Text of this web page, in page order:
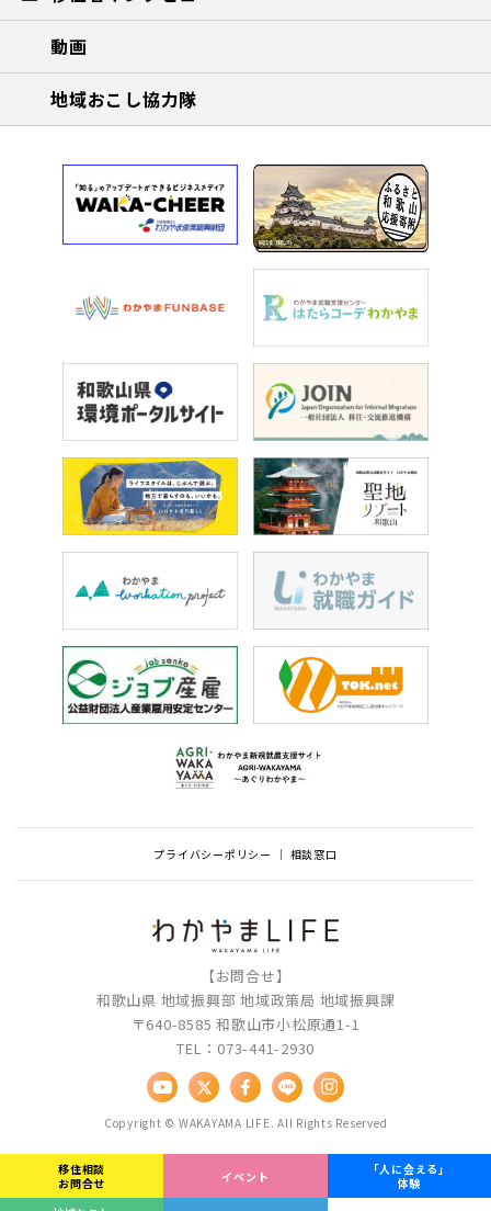
移住相談
お問合せ
イベント
「人に会える」
体験
動画
地域おこし協力隊
プライバシーポリシー 相談窓口
【お問合せ】
和歌山県 地域振興部 地域政策局 地域振興課
〒640-8585 和歌山市小松原通1-1
TEL：073-441-2930
Copyright © WAKAYAMA LIFE. All Rights Reserved